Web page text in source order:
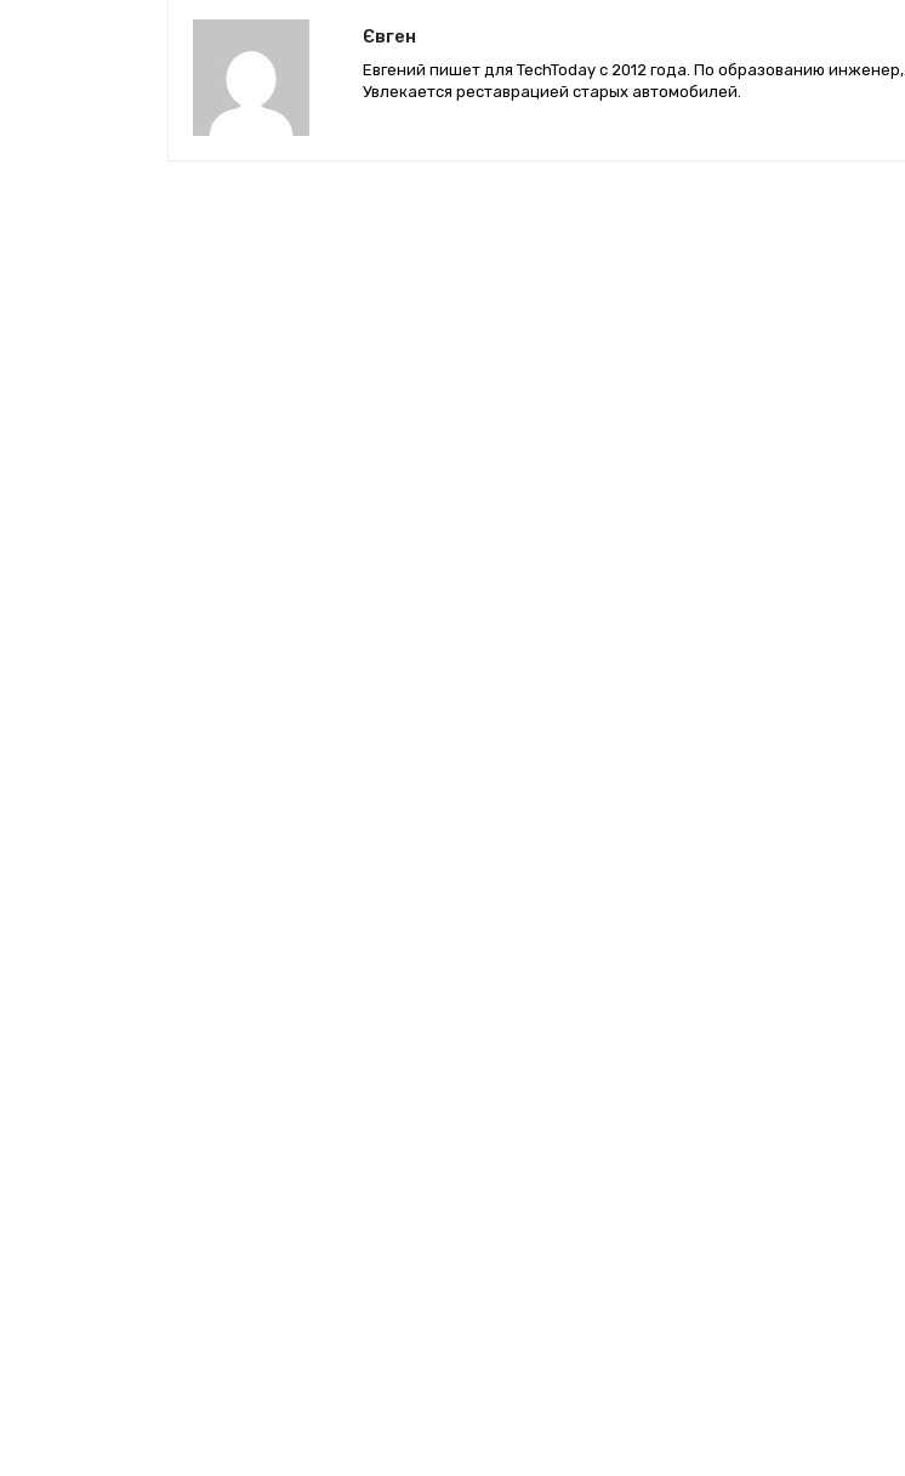
Євген
Евгений пишет для TechToday с 2012 года. По образованию инженер,.
Увлекается реставрацией старых автомобилей.